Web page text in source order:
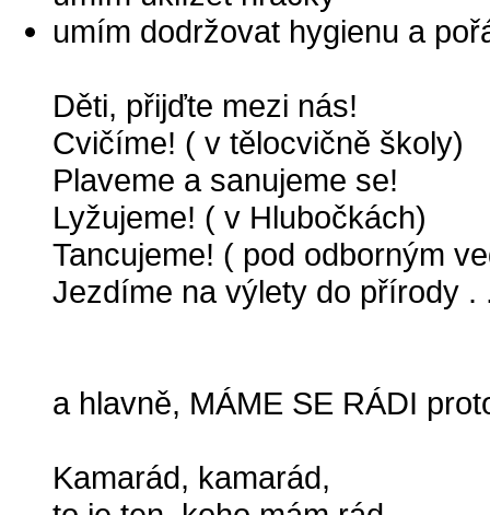
umím dodržovat hygienu a
Děti, přijďte mezi nás!
Cvičíme! ( v tělocvičně školy)
Plaveme a sanujeme se!
Lyžujeme! ( v Hlubočkách)
Tancujeme! ( pod odborným
Jezdíme na výlety do přírody .
a hlavně, MÁME SE RÁDI
Kamarád, kamarád,